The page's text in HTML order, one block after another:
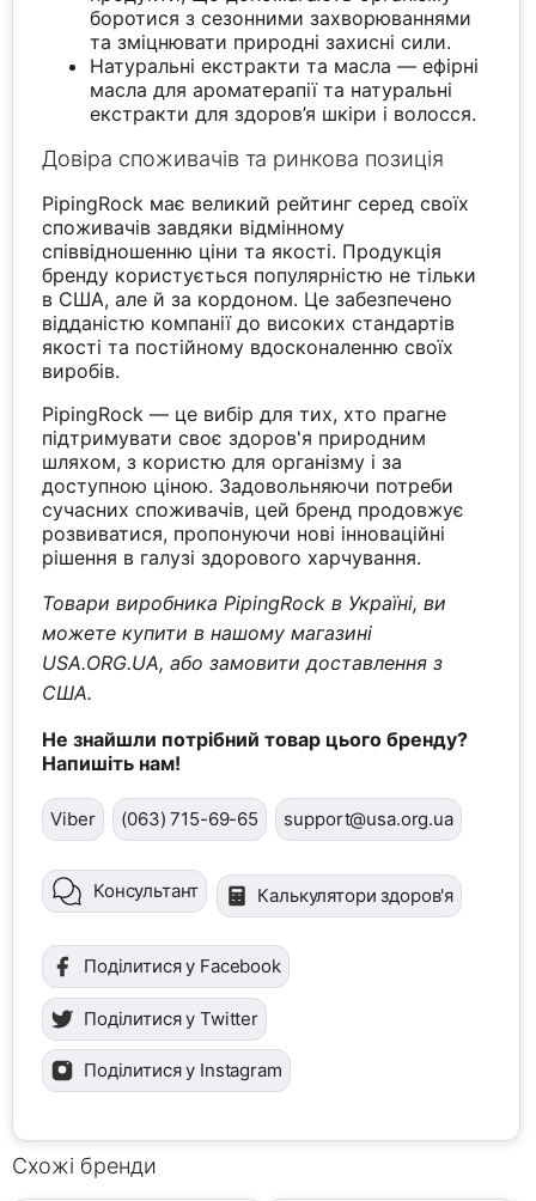
боротися з сезонними захворюваннями
та зміцнювати природні захисні сили.
Натуральні екстракти та масла — ефірні
масла для ароматерапії та натуральні
екстракти для здоров’я шкіри і волосся.
Довіра споживачів та ринкова позиція
PipingRock має великий рейтинг серед своїх
споживачів завдяки відмінному
співвідношенню ціни та якості. Продукція
бренду користується популярністю не тільки
в США, але й за кордоном. Це забезпечено
відданістю компанії до високих стандартів
якості та постійному вдосконаленню своїх
виробів.
PipingRock — це вибір для тих, хто прагне
підтримувати своє здоров'я природним
шляхом, з користю для організму і за
доступною ціною. Задовольняючи потреби
сучасних споживачів, цей бренд продовжує
розвиватися, пропонуючи нові інноваційні
рішення в галузі здорового харчування.
Товари виробника PipingRock в Україні, ви
можете купити в нашому магазині
USA.ORG.UA, або замовити доставлення з
США.
Не знайшли потрібний товар цього бренду?
Напишіть нам!
Viber (063) 715-69-65 support@usa.org.ua
Консультант Калькулятори здоров'я
Поділитися у Facebook
Поділитися у Twitter
Поділитися у Instagram
Схожі бренди